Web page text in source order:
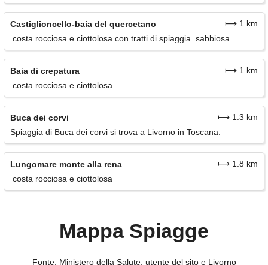
Castiglioncello-baia del quercetano
⟼ 1 km
costa rocciosa e ciottolosa con tratti di spiaggia sabbiosa
Baia di crepatura
⟼ 1 km
costa rocciosa e ciottolosa
Buca dei corvi
⟼ 1.3 km
Spiaggia di Buca dei corvi si trova a Livorno in Toscana.
Lungomare monte alla rena
⟼ 1.8 km
costa rocciosa e ciottolosa
Mappa Spiagge
Fonte: Ministero della Salute, utente del sito e Livorno